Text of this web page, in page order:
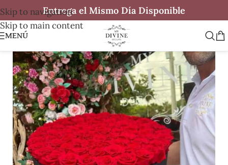
Skip to navigation
Skip to main content
Entrega el Mismo Día Disponible
MENÚ